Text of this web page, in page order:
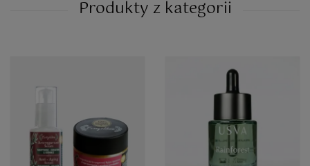
Produkty z kategorii